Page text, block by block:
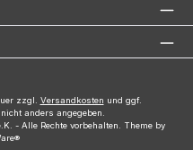
zzgl. Versandkosten und ggf.
anders angegeben.
- Alle Rechte vorbehalten. Theme by